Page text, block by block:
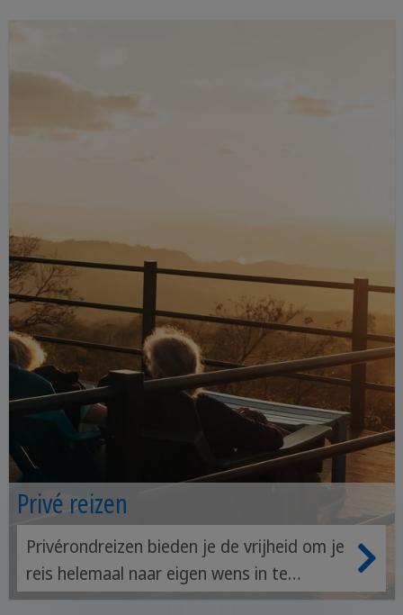
Privé reizen
Privérondreizen bieden je de vrijheid om je
reis helemaal naar eigen wens in te
richten. Je krijgt een privégids en